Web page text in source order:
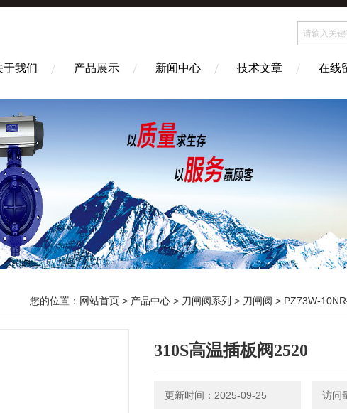
于我们 产品展示 新闻中心 技术文章 在线
您的位置： 网站首页 > 产品中心 > 刀闸阀系列 > 刀闸阀 > PZ73W-10NR排
310S高温插板阀2520
更新时间：2025-09-25 访问